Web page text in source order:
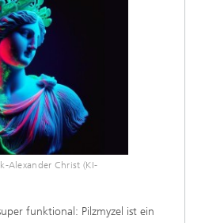
Alexander Christ (KI-
funktional: Pilzmyzel ist ein